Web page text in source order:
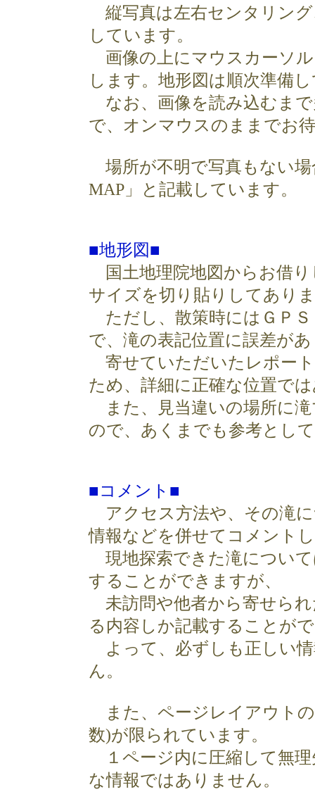
縦写真は左右センタリン
しています。
画像の上にマウスカーソ
します。地形図は順次準備
なお、画像を読み込むま
で、オンマウスのままでお
場所が不明で写真もない場
MAP」と記載しています。
■地形図■
国土地理院地図からお借り
サイズを切り貼りしてあり
ただし、散策時にはＧＰ
で、滝の表記位置に誤差が
寄せていただいたレポー
ため、詳細に正確な位置で
また、見当違いの場所に
ので、あくまでも参考とし
■コメント■
アクセス方法や、その滝
情報などを併せてコメント
現地探索できた滝につい
することができますが、
未訪問や他者から寄せら
る内容しか記載することが
よって、必ずしも正しい
ん。
また、ページレイアウト
数)が限られています。
１ページ内に圧縮して無
な情報ではありません。